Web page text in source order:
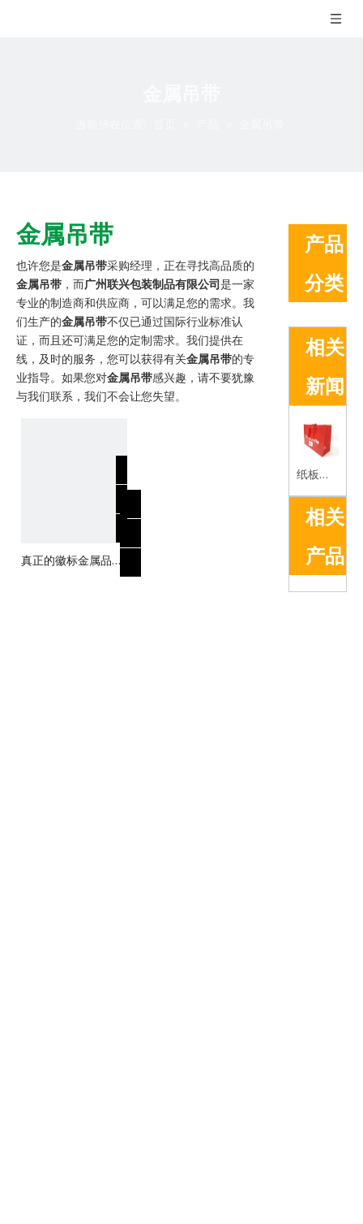
金属吊带
也许您是金属吊带采购经理，正在寻找高品质的
金属吊带 ，而广州联兴包装制品有限公司是一家
专业的制造商和供应商，可以满足您的需求。我
们生产的金属吊带不仅已通过国际行业标准认
证，而且还可满足您的定制需求。我们提供在
线，及时的服务，您可以获得有关金属吊带的专
业指导。如果您对金属吊带感兴趣，请不要犹豫
与我们联系，我们不会让您失望。
真正的徽标金属品牌
产品
分类
相关
新闻
纸板袋的优势简介
相关
产品